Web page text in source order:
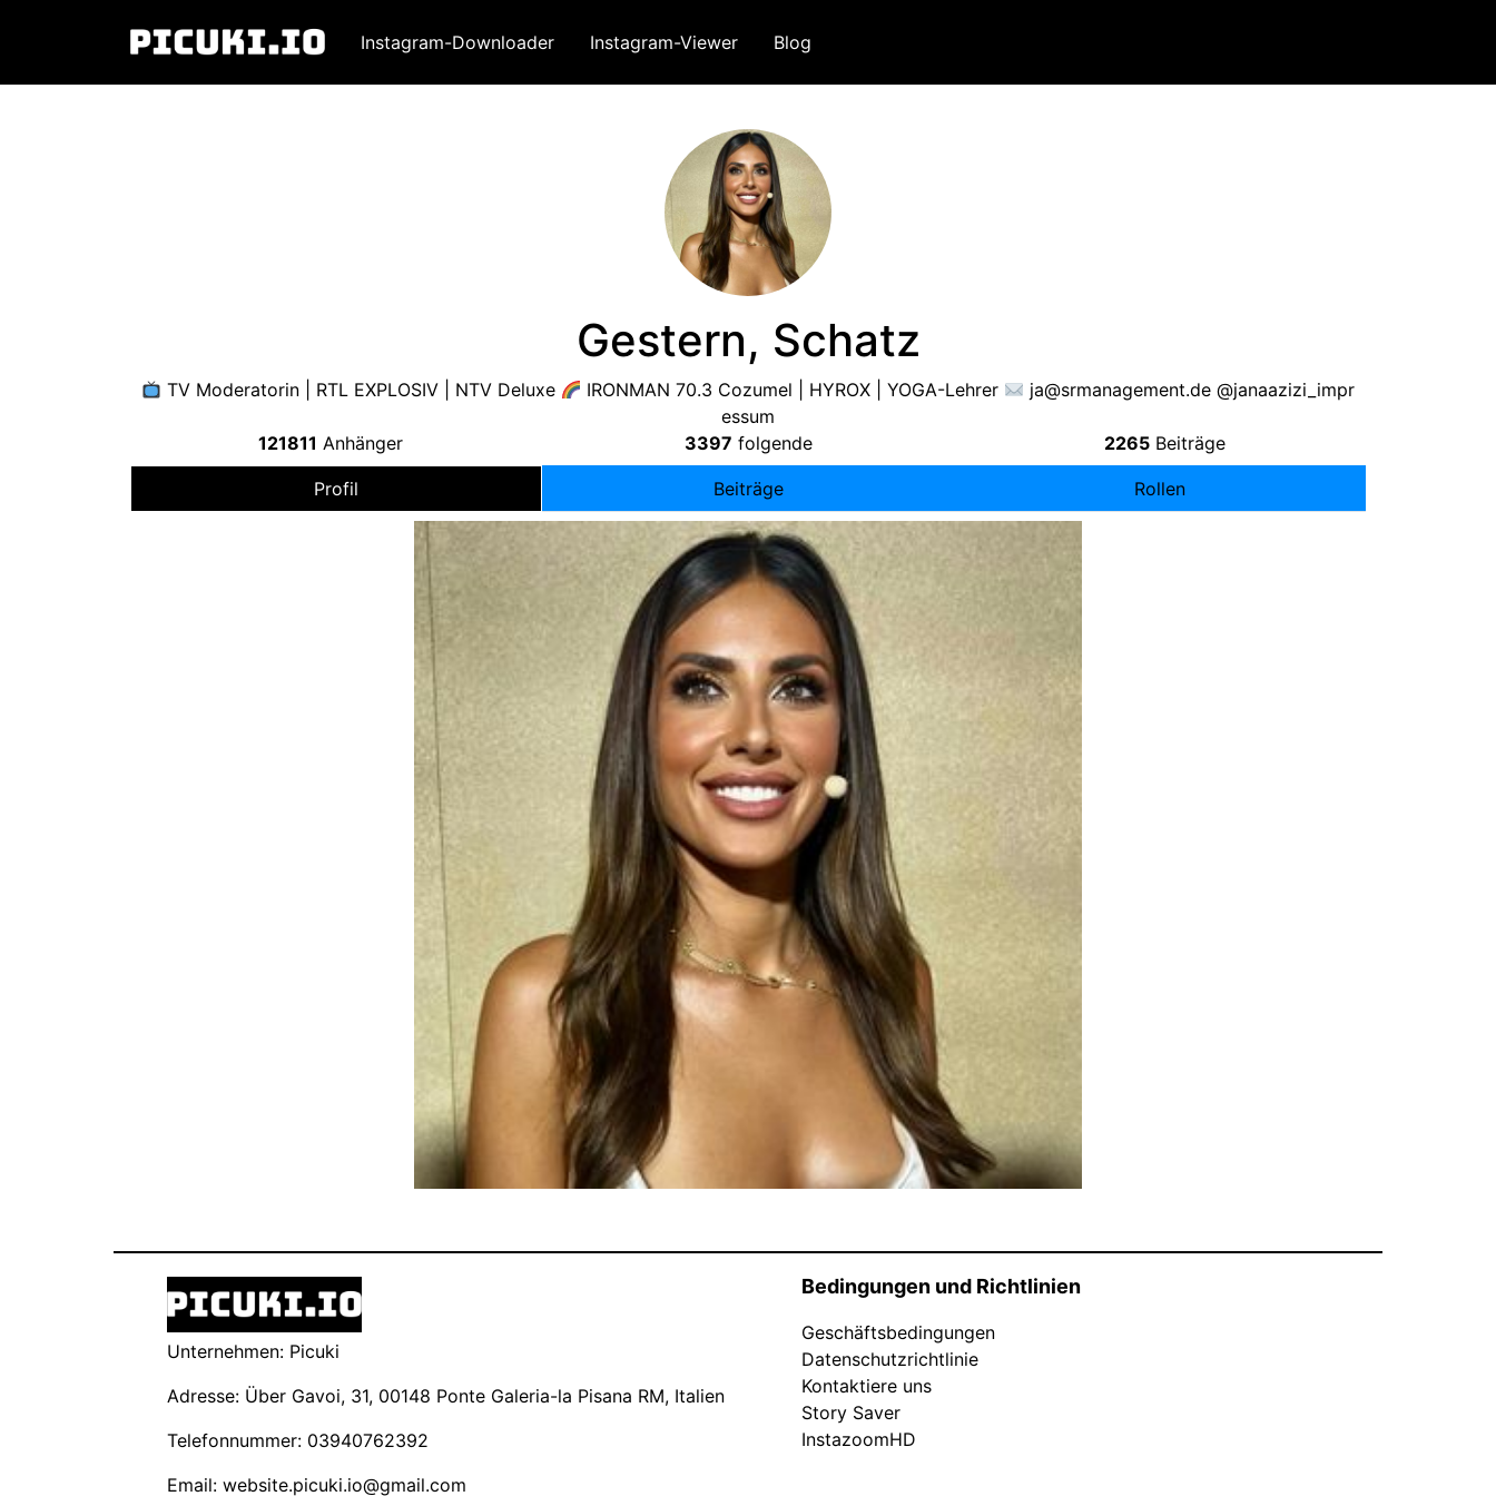
Instagram-Downloader Instagram-Viewer Blog
Gestern, Schatz
TV Moderatorin | RTL EXPLOSIV | NTV Deluxe IRONMAN 70.3 Cozumel | HYROX | YOGA-Lehrer ja@srmanagement.de @janaazizi_impr
essum
121811 Anhänger 3397 folgende 2265 Beiträge
Profil Beiträge Rollen
Unternehmen: Picuki
Adresse: Über Gavoi, 31, 00148 Ponte Galeria-la Pisana RM, Italien
Telefonnummer: 03940762392
Email: website.picuki.io@gmail.com
Bedingungen und Richtlinien
Geschäftsbedingungen
Datenschutzrichtlinie
Kontaktiere uns
Story Saver
InstazoomHD